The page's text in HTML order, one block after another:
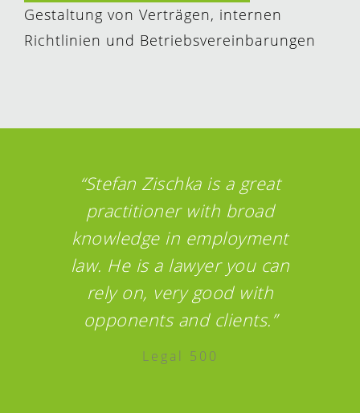
Gestaltung von Verträgen, internen
Richtlinien und Betriebsvereinbarungen
“Stefan Zischka is a great
practitioner with broad
knowledge in employment
law. He is a lawyer you can
rely on, very good with
opponents and clients.”
Legal 500